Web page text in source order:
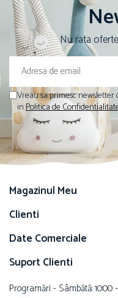
Nu rata
Vreau sa primesc
inPolitica de
Magazinul Meu
Clienti
Date Comerciale
Suport Clienti
Programări - Sâmbătă: 10:00